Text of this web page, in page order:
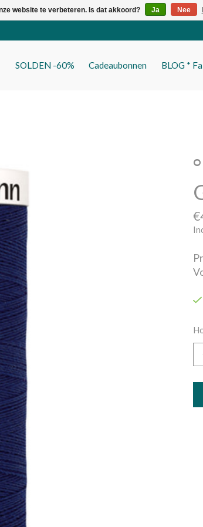
SOLDEN -60% Cadeaubonnen BLOG *
website te verbeteren. Is dat akkoord? Ja Nee